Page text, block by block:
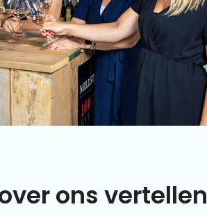
ons vertellen